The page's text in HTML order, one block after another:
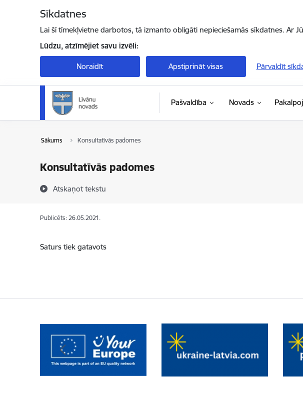
Sīkdatnes
Lai šī tīmekļvietne darbotos, tā izmanto obligāti nepieciešamās sīkdatnes. Ar
Lūdzu, atzīmējiet savu izvēli:
Noraidīt Apstiprināt visas Pārvaldīt
Pašvaldība Novads
Sākums Konsultatīvās padomes
Konsultatīvās padomes
Atskaņot tekstu
Publicēts: 26.05.2021.
Saturs tiek gatavots